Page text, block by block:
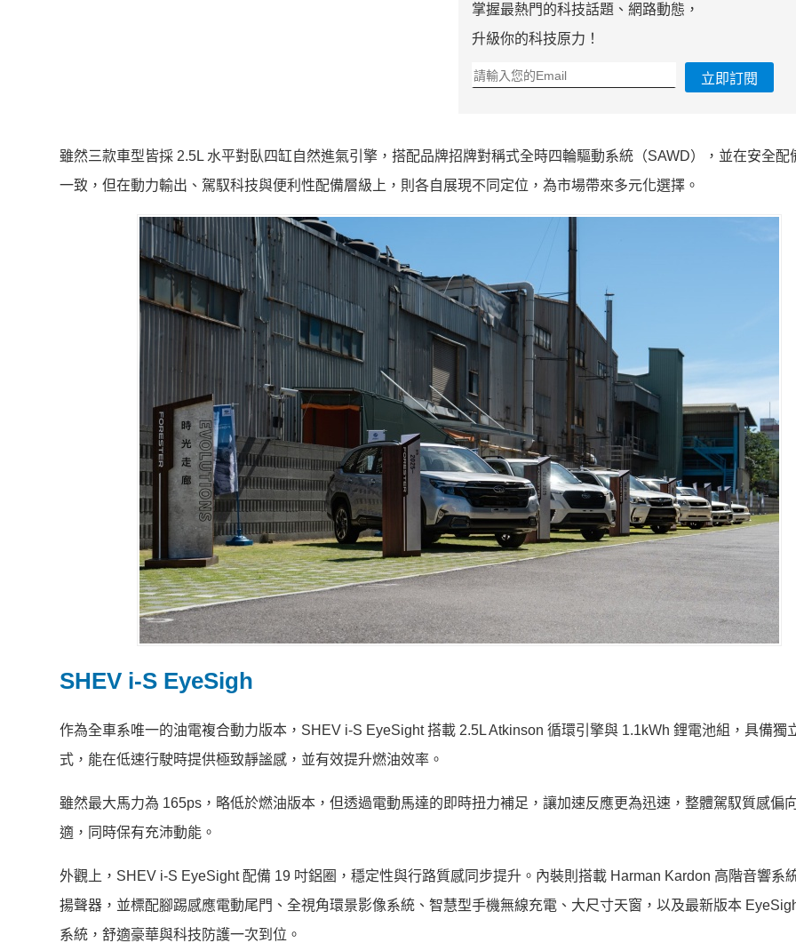
掌握最熱門的科技話題、網路動態，
升級你的科技原力！
立即訂閱
雖然三款車型皆採 2.5L 水平對臥四缸自然進氣引擎，搭配品牌招牌對稱式全時四輪驅動系統（SAWD），並在安全配
一致，但在動力輸出、駕馭科技與便利性配備層級上，則各自展現不同定位，為市場帶來多元化選擇。
SHEV i-S EyeSigh
作為全車系唯一的油電複合動力版本，SHEV i-S EyeSight 搭載 2.5L Atkinson 循環引擎與 1.1kWh 鋰電池組，具備獨
式，能在低速行駛時提供極致靜謐感，並有效提升燃油效率。
雖然最大馬力為 165ps，略低於燃油版本，但透過電動馬達的即時扭力補足，讓加速反應更為迅速，整體駕馭質感偏
適，同時保有充沛動能。
外觀上，SHEV i-S EyeSight 配備 19 吋鋁圈，穩定性與行路質感同步提升。內裝則搭載 Harman Kardon 高階音響系
揚聲器，並標配腳踢感應電動尾門、全視角環景影像系統、智慧型手機無線充電、大尺寸天窗，以及最新版本
系統，舒適豪華與科技防護一次到位。